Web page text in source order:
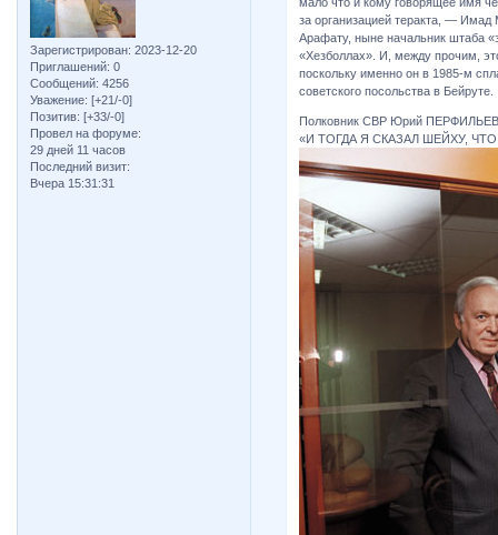
Зарегистрирован: 2023-12-20
Приглашений: 0
Сообщений: 4256
Уважение: [+21/-0]
Позитив: [+33/-0]
Провел на форуме:
29 дней 11 часов
Последний визит:
Вчера 15:31:31
мало что и кому говорящее имя
за организацией теракта, — Имад
Арафату, ныне начальник штаба
«Хезболлах». И, между прочим,
поскольку именно он в 1985-м
советского посольства в Бейруте.
Полковник СВР Юрий
«И ТОГДА Я СКАЗАЛ ШЕЙХУ,